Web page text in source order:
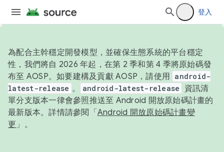
登入
為配合主幹穩定開發模型，並確保生態系統的平台穩定
性，我們將自 2026 年起，在第 2 季和第 4 季將原始碼發
布至 AOSP。如要建構及貢獻 AOSP，請使用 android-
latest-release 。 android-latest-release
資訊清
單分支版本一律會參照推送至 Android 開放原始碼計畫的
最新版本。詳情請參閱「 Android 開放原始碼計畫變
更 」。